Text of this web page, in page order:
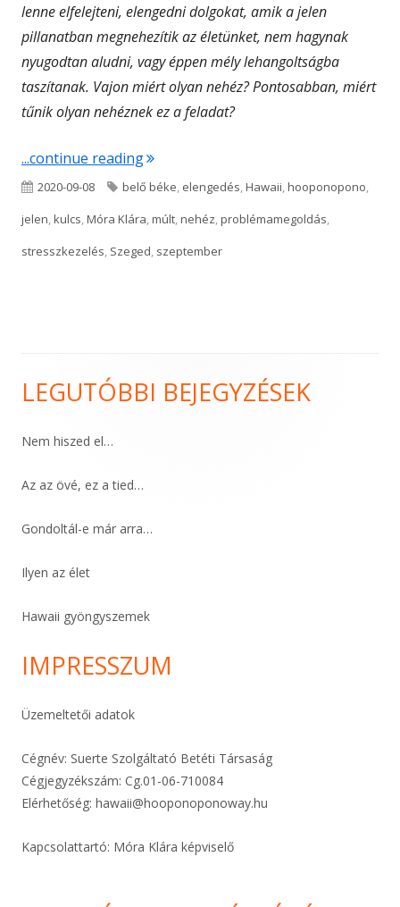
lenne elfelejteni, elengedni dolgokat, amik a jelen
pillanatban megnehezítik az életünket, nem hagynak
nyugodtan aludni, vagy éppen mély lehangoltságba
taszítanak. Vajon miért olyan nehéz? Pontosabban, miért
tűnik olyan nehéznek ez a feladat?
...continue reading"Az elengedés nem veszteség"
Published
on
2020-09-08 Tags
belő béke, elengedés,Hawaii,hooponopono,
jelen,kulcs,Móra Klára,múlt,nehéz,problémamegoldás,
stresszkezelés, Szeged, szeptember
Main
Sidebar
LEGUTÓBBI BEJEGYZÉSEK
Nem hiszed el…
Az az övé, ez a tied…
Gondoltál-e már arra…
Ilyen az élet
Hawaii gyöngyszemek
IMPRESSZUM
Üzemeltetői adatok
Cégnév: Suerte Szolgáltató Betéti Társaság
Cégjegyzékszám: Cg.01-06-710084
Elérhetőség: hawaii@hooponoponoway.hu
Kapcsolattartó: Móra Klára képviselő